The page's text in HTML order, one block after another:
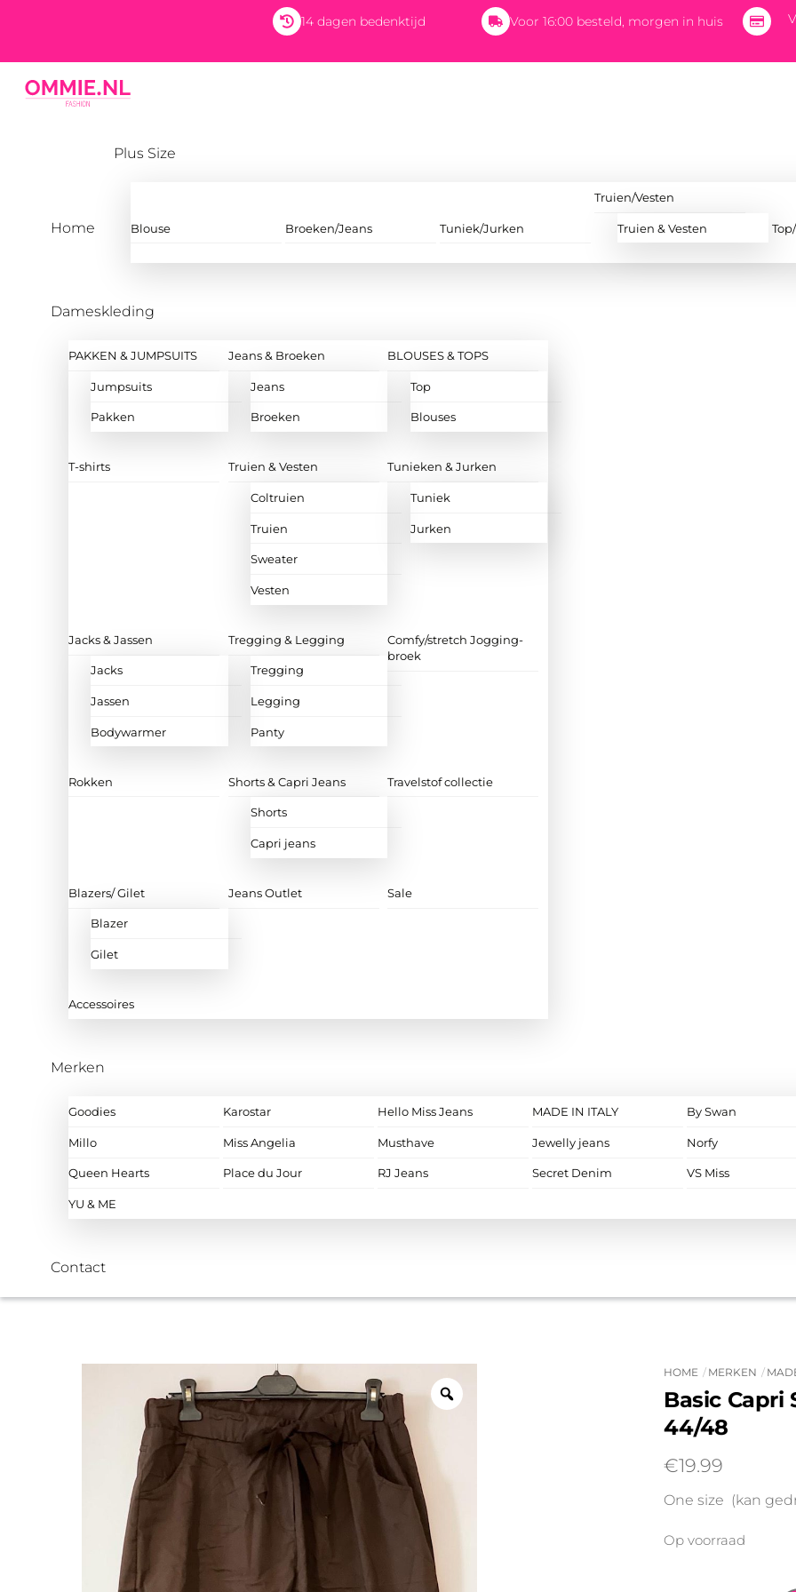
content
14 dagen bedenktijd Voor 16:00 besteld, morgen in huis
Home
Plus Size
Blouse Broeken/Jeans Tuniek/Jurken
Truien/Vesten
Truien & Vesten
Dameskleding
PAKKEN & JUMPSUITS
Jumpsuits
Pakken
Jeans & Broeken
Jeans
Broeken
BLOUSES & TOPS
Top
Blouses
T-shirts Truien & Vesten
Coltruien
Truien
Sweater
Vesten
Tunieken & Jurken
Tuniek
Jurken
Jacks & Jassen
Jacks
Jassen
Bodywarmer
Tregging & Legging
Tregging
Legging
Panty
Comfy/stretch Jogging-
broek
Rokken Shorts & Capri Jeans
Shorts
Capri jeans
Travelstof collectie
Blazers/ Gilet
Blazer
Gilet
Jeans Outlet Sale
Accessoires
Merken
Goodies Karostar Hello Miss Jeans MADE IN ITALY By Swan
Millo Miss Angelia Musthave Jewelly jeans Norfy
Queen Hearts Place du Jour RJ Jeans Secret Denim VS Miss
YU & ME
Contact
HOME MERKEN
Basic Capri
44/48
€19.99
One size (kan
Op voorraad